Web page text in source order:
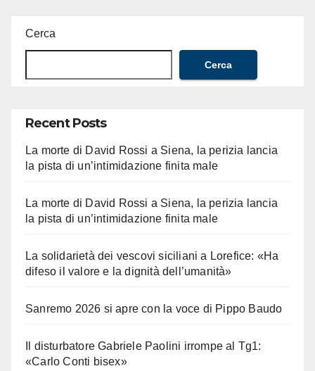
Cerca
Cerca
Recent Posts
La morte di David Rossi a Siena, la perizia lancia
la pista di un’intimidazione finita male
La morte di David Rossi a Siena, la perizia lancia
la pista di un’intimidazione finita male
La solidarietà dei vescovi siciliani a Lorefice: «Ha
difeso il valore e la dignità dell’umanità»
Sanremo 2026 si apre con la voce di Pippo Baudo
Il disturbatore Gabriele Paolini irrompe al Tg1:
«Carlo Conti bisex»